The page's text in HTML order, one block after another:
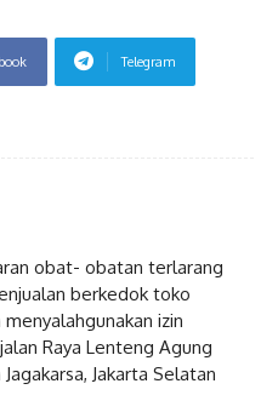
Telegram
obat- obatan terlarang
berkedok toko
izin
Raya Lenteng Agung
Jakarta Selatan